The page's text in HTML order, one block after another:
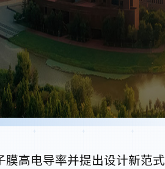
膜高电导率并提出设计新范式